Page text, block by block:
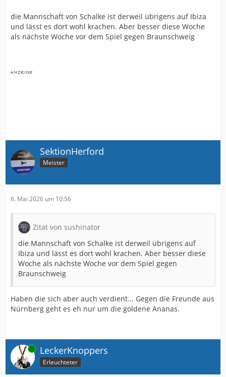
die Mannschaft von Schalke ist derweil übrigens auf Ibiza
und lässt es dort wohl krachen. Aber besser diese Woche
als nächste Woche vor dem Spiel gegen Braunschweig
SektionHerford
Meister
6. Mai 2026 um 10:56
Zitat von sushinator
die Mannschaft von Schalke ist derweil übrigens auf
Ibiza und lässt es dort wohl krachen. Aber besser diese
Woche als nächste Woche vor dem Spiel gegen
Braunschweig
Haben die sich aber auch verdient... Gegen die Freunde aus
Nürnberg geht es eh nur um die goldene Ananas.
Online LeckerKnoppers
Erleuchteter